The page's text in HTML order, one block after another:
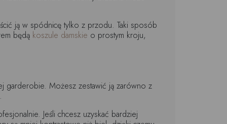
ją w spódnicę tylko z przodu. Taki sposób
będą koszule damskie o prostym kroju,
garderobie. Możesz zestawić ją zarówno z
Jeśli chcesz uzyskać bardziej